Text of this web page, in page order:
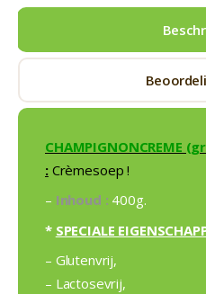
CHAMPIGNONCREME
:Crèmesoep !
– Inhoud : 400g.
* SPECIALE
– Glutenvrij,
– Lactosevrij,